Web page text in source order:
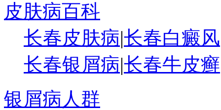
皮肤病百科
长春皮肤病|长春白癜风
长春银屑病|长春牛皮癣
银屑病人群